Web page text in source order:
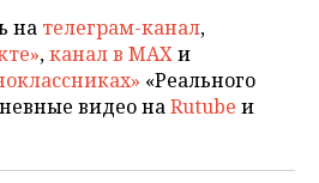
на телеграм-канал,
,канал в MAXи
«Реального
видео наRutube и